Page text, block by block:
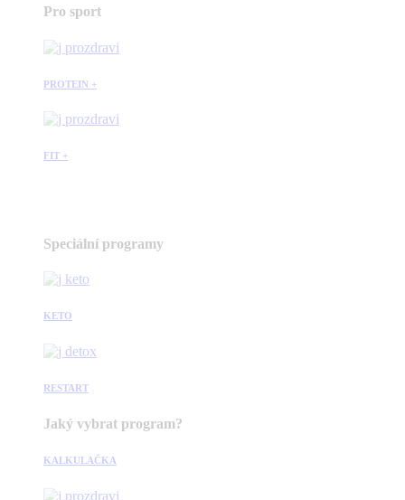
Pro sport
PROTEIN +
FIT +
Speciální programy
KETO
RESTART
Jaký vybrat program?
KALKULAČKA